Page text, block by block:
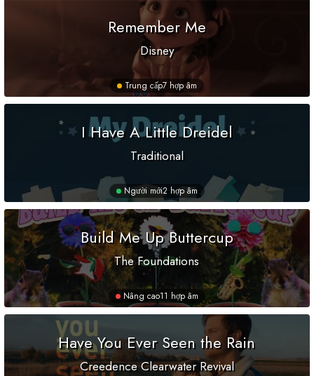
Remember Me
Disney
Trung cấp7 hợp âm
I Have A Little Dreidel
Traditional
Người mới2 hợp âm
Build Me Up Buttercup
The Foundations
Nâng cao11 hợp âm
Have You Ever Seen the Rain
Creedence Clearwater Revival